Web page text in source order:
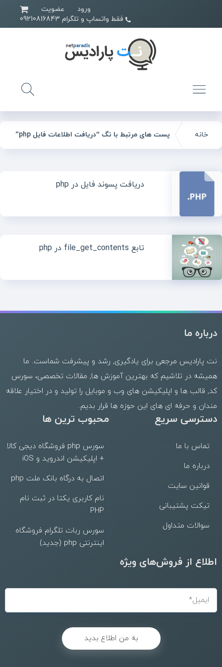
ورود
عضویت
خانه پست های مرتبط با تگ “دریافت اطلاعات فایل php”
دریافت پسوند فایل در php
تابع file_get_contents در php
درباره ما
نت پارادیس مرجعی برای یادگیری, رشد و پیشرفت شماست. ما
همیشه در تلاشیم که بهترینآموزش ها, مقالات تخصصی، سورس
کد, قالب ها و اپلیکیشن های وب و موبایل را تولید و در اختیار علاقه
مندان و حرفه ای های این حوزه ها قرار بدیم.
دسترسی سریع
تماس با ما
درباره ما
قوانین سایت
تیکت پشتیبانی
سوالات متداول
محبوب ترین ها
سورس php فروشگاه دیجی کالا
+ اپلیکیشن اندروید و iOS
اتصال به درگاه بانک ملت php
نام کاربری یکتا در ثبت نام
PHP
سورس ربات تلگرام فروشگاه
اینترنتی php (جدید)
اطلاع از فروش‌های ویژه
به من اطلاع بدید